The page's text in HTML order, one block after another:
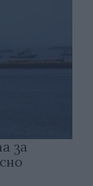
за